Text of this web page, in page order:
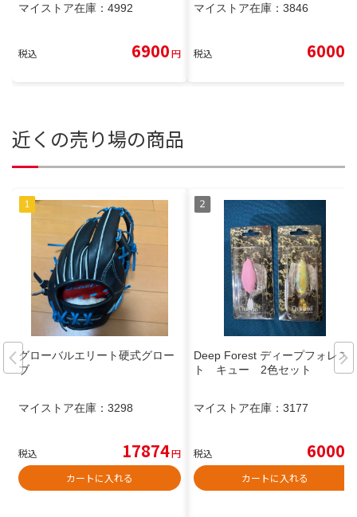
マイストア在庫： 4992
税込 6900円
マイストア在庫： 3846
税込 6000
近くの売り場の商品
グローバルエリート硬式グロー
ブ
マイストア在庫： 3298
税込 17874円
カートに入れる
Deep Forest ディープフォレス
ト キュー 2色セット
マイストア在庫： 3177
税込 6000
カートに入れる